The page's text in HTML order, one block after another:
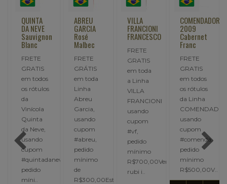
QUINTA
DA NEVE
Sauvignon
Blanc
FRETE
GRATIS
em todos
os rótulos
da
Vinícola
Quinta
da Neve,
usando
cupom
#quintadaneve,
pedido
míni..
ABREU
GARCIA
Rosé
Malbec
FRETE
GRÁTIS
em toda
Linha
Abreu
Garcia,
usando
cupom
#abreu,
pedido
mínimo
de
R$300,00Este
VILLA
FRANCIONI
FRANCESCO
FRETE
GRATIS
em toda
a Linha
VILLA
FRANCIONI
usando
cupom
#vf,
pedido
mínimo
R$700,00Vermelho
rubi i..
COMENDADOR
2009
Cabernet
Franc
FRETE
GRATIS
em todos
os rótulos
da Linha
usando
cupom
#comenda,
pedido
mínimo
R$500,00V..